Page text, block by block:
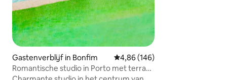
Gastenverblijf in Bonfim Gemiddelde beoordeling van
4,86 (146)
Romantische studio in Porto met terras
aan het zwembad en tuin